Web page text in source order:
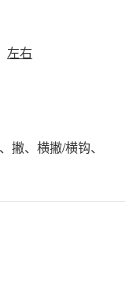
左右
撇、横撇/横钩、